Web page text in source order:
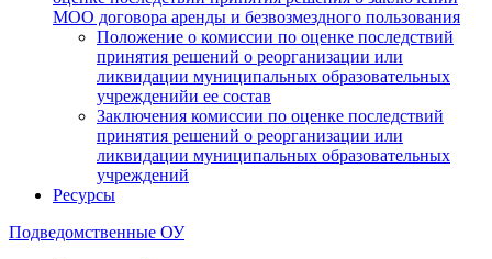
МОО договора аренды и безвозмездного пользования
Положение о комиссии по оценке последствий
принятия решений о реорганизации или
ликвидации муниципальных образовательных
учрежденийи ее состав
Заключения комиссии по оценке последствий
принятия решений о реорганизации или
ликвидации муниципальных образовательных
учреждений
Ресурсы
Подведомственные ОУ